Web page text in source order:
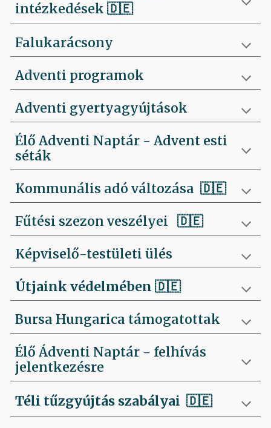
intézkedések 🇩🇪
Falukarácsony
Adventi programok
Adventi gyertyagyújtások
Élő Adventi Naptár - Advent esti
séták
Kommunális adó változása 🇩🇪
Fűtési szezon veszélyei 🇩🇪
Képviselő-testületi ülés
Útjaink védelmében🇩🇪
Bursa Hungarica támogatottak
Élő Ádventi Naptár - felhívás
jelentkezésre
Téli tűzgyújtás szabályai 🇩🇪